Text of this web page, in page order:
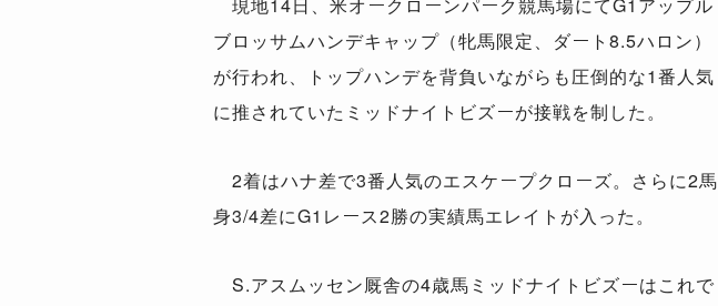
ブロッサムハンデキャップ（牝馬限定、ダート8.5ハロン）
が行われ、トップハンデを背負いながらも圧倒的な1番人気
に推されていたミッドナイトビズーが接戦を制した。
2着はハナ差で3番人気のエスケープクローズ。さらに2馬
身3/4差にG1レース2勝の実績馬エレイトが入った。
S.アスムッセン厩舎の4歳馬ミッドナイトビズーはこれで